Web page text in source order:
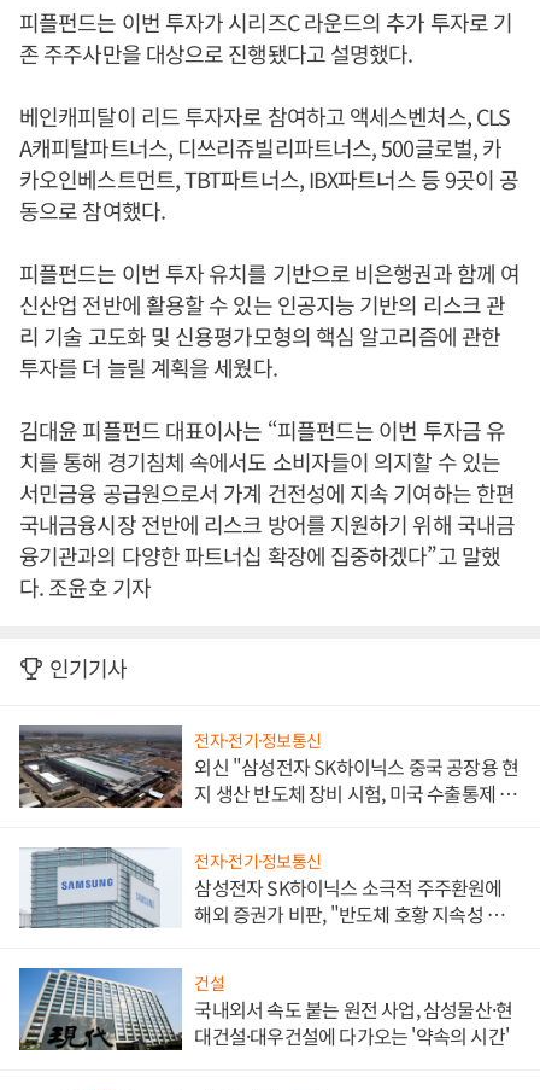
피플펀드는 이번 투자가 시리즈C 라운드의 추가 투자로 기
존 주주사만을 대상으로 진행됐다고 설명했다.
베인캐피탈이 리드 투자자로 참여하고 액세스벤처스, CLS
A캐피탈파트너스, 디쓰리쥬빌리파트너스, 500글로벌, 카
카오인베스트먼트, TBT파트너스, IBX파트너스 등 9곳이 공
동으로 참여했다.
피플펀드는 이번 투자 유치를 기반으로 비은행권과 함께 여
신산업 전반에 활용할 수 있는 인공지능 기반의 리스크 관
리 기술 고도화 및 신용평가모형의 핵심 알고리즘에 관한
투자를 더 늘릴 계획을 세웠다.
김대윤 피플펀드 대표이사는 “피플펀드는 이번 투자금 유
치를 통해 경기침체 속에서도 소비자들이 의지할 수 있는
서민금융 공급원으로서 가계 건전성에 지속 기여하는 한편
국내금융시장 전반에 리스크 방어를 지원하기 위해 국내금
융기관과의 다양한 파트너십 확장에 집중하겠다”고 말했
다. 조윤호 기자
인기기사
전자·전기·정보통신
외신 "삼성전자 SK하이닉스 중국 공장용 현
지 생산 반도체 장비 시험, 미국 수출통제 대
전자·전기·정보통신
삼성전자 SK하이닉스 소극적 주주환원에
해외 증권가 비판, "반도체 호황 지속성 의
건설
국내외서 속도 붙는 원전 사업, 삼성물산·현
대건설·대우건설에 다가오는 '약속의 시간'